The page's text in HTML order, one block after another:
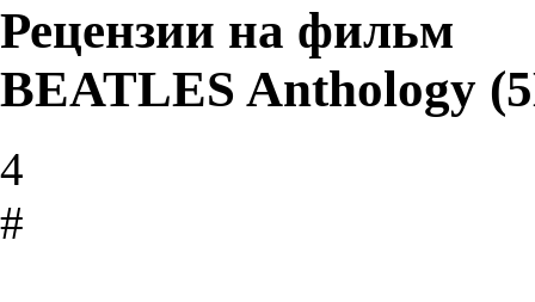
Рецензии на фильм
BEATLES Anthology
4
#